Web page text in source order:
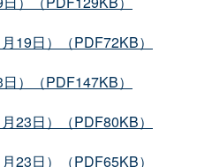
19日）（PDF72KB）
）（PDF147KB）
23日）（PDF80KB）
23日）（PDF65KB）